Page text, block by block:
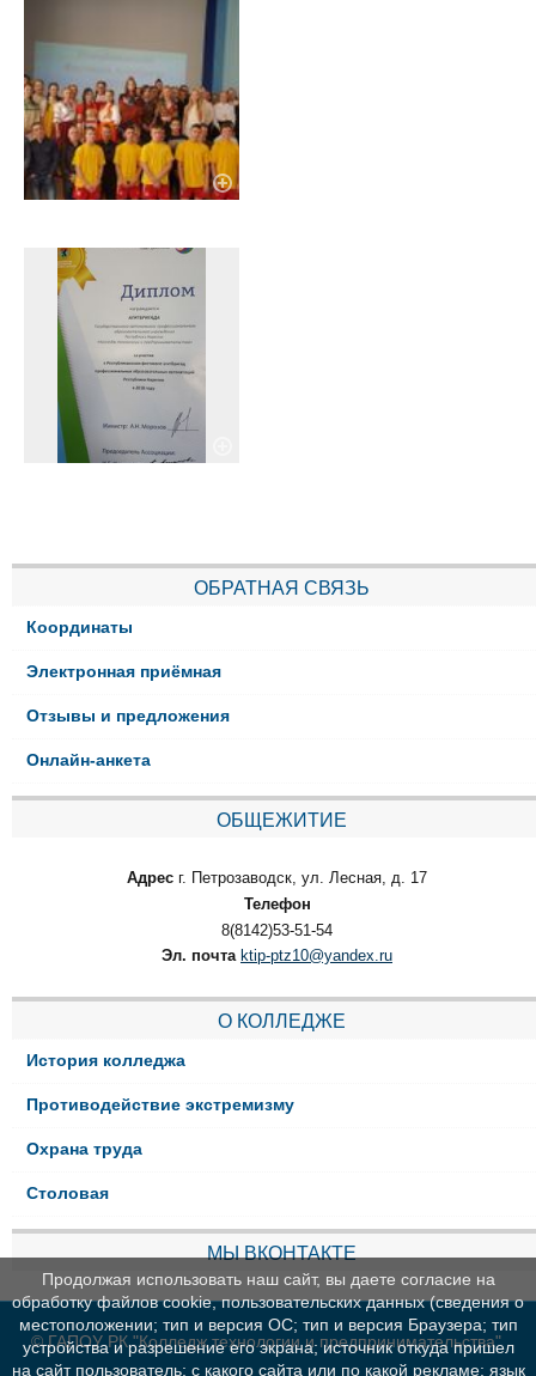
ОБРАТНАЯ СВЯЗЬ
Координаты
Электронная приёмная
Отзывы и предложения
Онлайн-анкета
ОБЩЕЖИТИЕ
Адрес г. Петрозаводск, ул. Лесная, д. 17
Телефон
8(8142)53-51-54
Эл. почта ktip-ptz10@yandex.ru
О КОЛЛЕДЖЕ
История колледжа
Противодействие экстремизму
Охрана труда
Столовая
МЫ ВКОНТАКТЕ
© ГАПОУ РК "Колледж технологии и предпринимательства"
Продолжая использовать наш сайт, вы даете согласие на
обработку файлов cookie, пользовательских данных (сведения о
местоположении; тип и версия ОС; тип и версия Браузера; тип
устройства и разрешение его экрана; источник откуда пришел
на сайт пользователь; с какого сайта или по какой рекламе; язык